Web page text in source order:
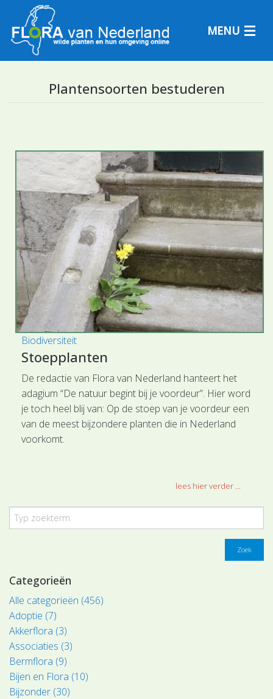
MENU
Determineren
Plantensoorten bestuderen
Biodiversiteit
Stoepplanten
De redactie van Flora van Nederland hanteert het
adagium “De natuur begint bij je voordeur”. Hier word
je toch heel blij van: Op de stoep van je voordeur een
van de meest bijzondere planten die in Nederland
voorkomt.
lees hier verder ...
Zoek
Categorieën
Alle categorieën (456)
Adoptie (7)
Akkerflora (3)
Associaties (3)
Bermflora (9)
Bijen en Flora (10)
Bijzonder (30)